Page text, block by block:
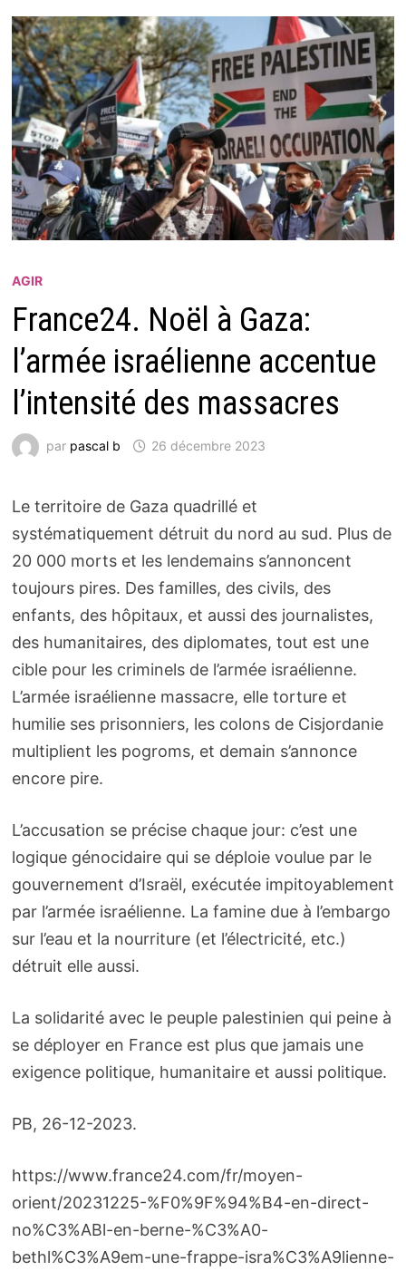
AGIR
France24. Noël à Gaza:
l’armée israélienne accentue
l’intensité des massacres
par pascal b 26 décembre 2023
Le territoire de Gaza quadrillé et
systématiquement détruit du nord au sud. Plus de
20 000 morts et les lendemains s’annoncent
toujours pires. Des familles, des civils, des
enfants, des hôpitaux, et aussi des journalistes,
des humanitaires, des diplomates, tout est une
cible pour les criminels de l’armée israélienne.
L’armée israélienne massacre, elle torture et
humilie ses prisonniers, les colons de Cisjordanie
multiplient les pogroms, et demain s’annonce
encore pire.
L’accusation se précise chaque jour: c’est une
logique génocidaire qui se déploie voulue par le
gouvernement d’Israël, exécutée impitoyablement
par l’armée israélienne. La famine due à l’embargo
sur l’eau et la nourriture (et l’électricité, etc.)
détruit elle aussi.
La solidarité avec le peuple palestinien qui peine à
se déployer en France est plus que jamais une
exigence politique, humanitaire et aussi politique.
PB, 26-12-2023.
https://www.france24.com/fr/moyen-
orient/20231225-%F0%9F%94%B4-en-direct-
no%C3%ABl-en-berne-%C3%A0-
bethl%C3%A9em-une-frappe-isra%C3%A9lienne-